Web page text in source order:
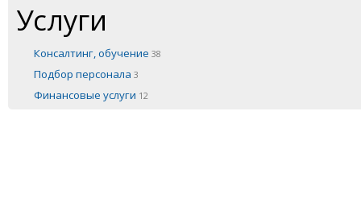
Услуги
Консалтинг, обучение 38
Подбор персонала 3
Финансовые услуги 12